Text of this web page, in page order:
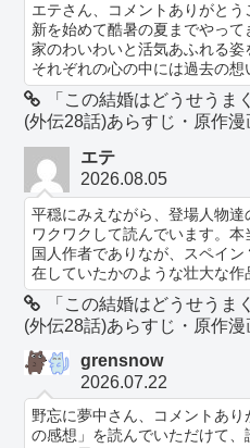
エテさん、コメントありがと
新を始めて酷暑の夏までやっ
家のわいわいと活気あふれる
それぞれの心の中には過去の想
「この結婚はどうせう
(外伝28話)あらすじ・原作
エテ
2026.08.05
平穏にみえながら、登場人物
ワクワクして読んでいます。
国人作者でありなが、スペイ
在していたかのような壮大な作
「この結婚はどうせう
(外伝28話)あらすじ・原作
grensnow
2026.07.22
野忘に夢中さん、コメントあ
の感想」を読んでいただけて